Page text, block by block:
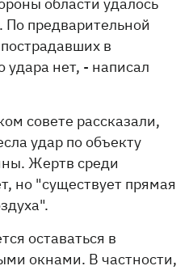
По предварительной
в
удара нет, - написал
совете рассказали,
удар по объекту
Жертв среди
но "существует прямая
оставаться в
окнами. В частности,